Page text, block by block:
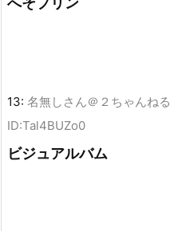
13: 名無しさん＠２ちゃんねる
ID:Tal4BUZo0
ビジュアルバム